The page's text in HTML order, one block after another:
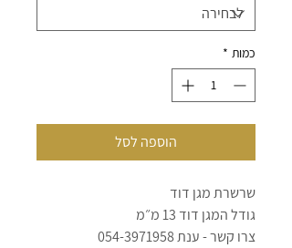
כמות *
הוספה לסל
שרשרת מגן דוד
גודל המגן דוד 13 מ״מ
צרו קשר - ענת 054-3971958